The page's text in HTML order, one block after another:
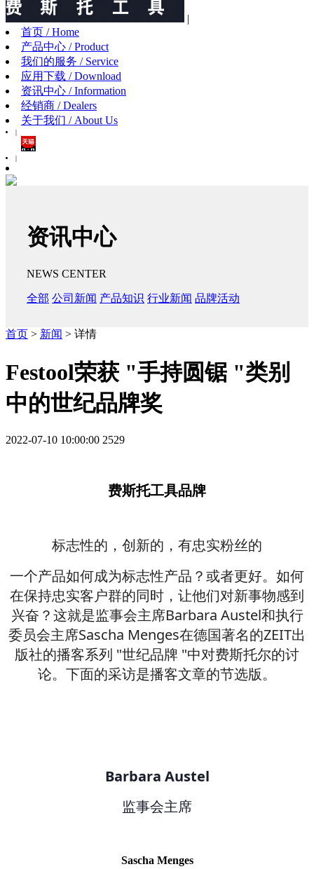
|
首页 / Home
产品中心 / Product
我们的服务 / Service
应用下载 / Download
资讯中心 / Information
经销商 / Dealers
关于我们 / About Us
|
|
资讯中心
NEWS CENTER
全部 公司新闻 产品知识 行业新闻 品牌活动
首页 > 新闻 > 详情
Festool荣获 "手持圆锯 "类别
中的世纪品牌奖
2022-07-10 10:00:00 2529
费斯托工具品牌
标志性的，创新的，有忠实粉丝的
一个产品如何成为标志性产品？或者更好。如何
在保持忠实客户群的同时，让他们对新事物感到
兴奋？这就是监事会主席Barbara Austel和执行
委员会主席Sascha Menges在德国著名的ZEIT出
版社的播客系列 "世纪品牌 "中对费斯托尔的讨
论。下面的采访是播客文章的节选版。
Barbara Austel
监事会主席
Sascha Menges